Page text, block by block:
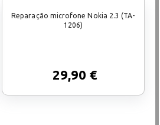
Reparação microfone Nokia 2.3 (TA-
1206)
29,90 €